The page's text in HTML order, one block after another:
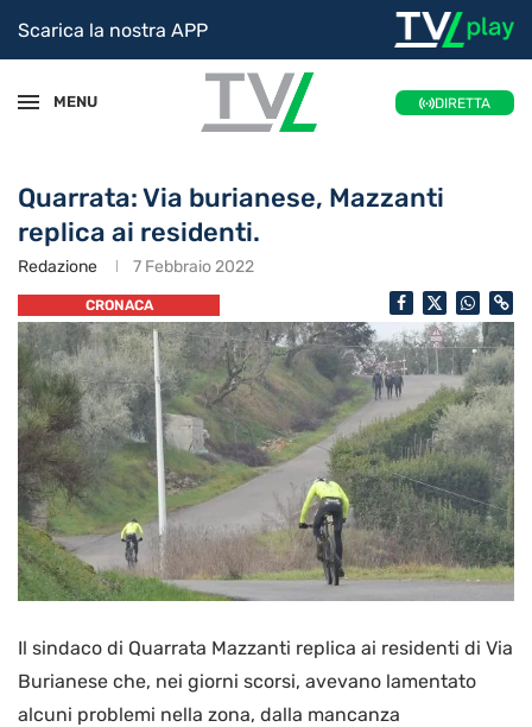
Scarica la nostra APP
MENU DIRETTA
Quarrata: Via burianese, Mazzanti
replica ai residenti.
Redazione 7 Febbraio 2022
CRONACA
Il sindaco di Quarrata Mazzanti replica ai residenti di Via
Burianese che, nei giorni scorsi, avevano lamentato
alcuni problemi nella zona, dalla mancanza